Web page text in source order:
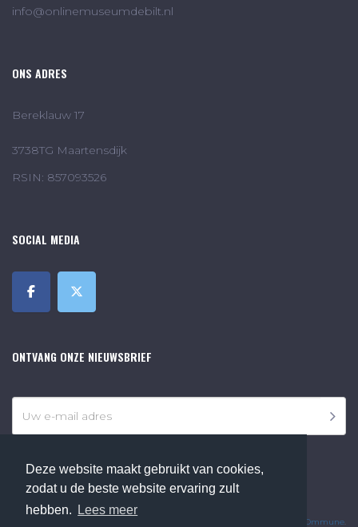
Deze website maakt gebruikt van cookies,
zodat u de beste website ervaring zult
hebben.
Lees meer
info@onlinemuseumdebilt.nl
ONS ADRES
Bereklauw 17
3738TG Maartensdijk
RSIN: 857093526
SOCIAL MEDIA
ONTVANG ONZE NIEUWSBRIEF
Ommune